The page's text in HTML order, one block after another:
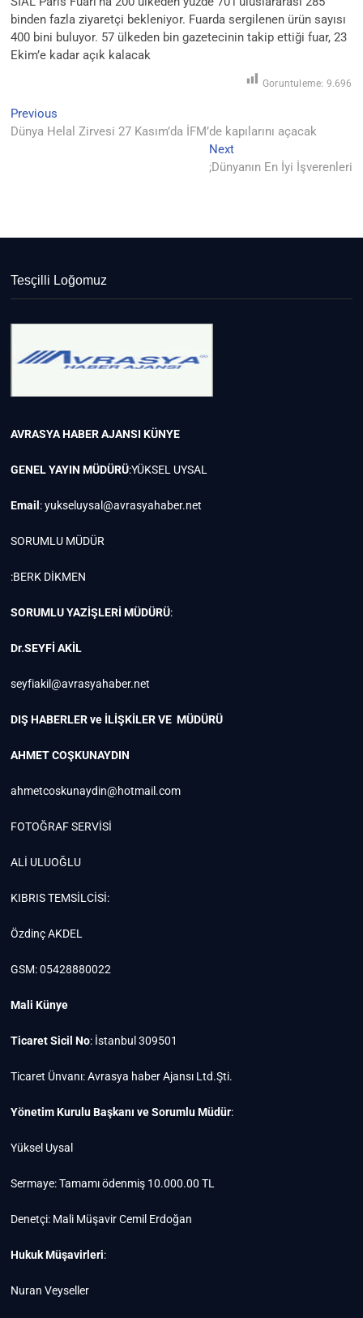
binden fazla ziyaretçi bekleniyor. Fuarda sergilenen ürün sayısı
400 bini buluyor. 57 ülkeden bin gazetecinin takip ettiği fuar, 23
Ekim’e kadar açık kalacak
Goruntuleme: 9.696
Yazı
gezinmesi
Previous
post:
Dünya Helal Zirvesi 27 Kasım’da İFM’de kapılarını açacak
NextNext
post:
;Dünyanın En İyi İşverenleri
Tesçilli Loğomuz
AVRASYA HABER AJANSIKÜNYE
GENEL YAYIN MÜDÜRÜ:YÜKSEL UYSAL
Email :yukseluysal@avrasyahaber.net
SORUMLU MÜDÜR
:BERK DİKMEN
SORUMLU YAZİŞLERİ MÜDÜRÜ:
Dr.SEYFİ AKİL
seyfiakil@avrasyahaber.net
DIŞ HABERLER ve İLİŞKİLER VE MÜDÜRÜ
AHMET COŞKUNAYDIN
ahmetcoskunaydin@hotmail.com
FOTOĞRAF SERVİSİ
ALİ ULUOĞLU
KIBRIS TEMSİLCİSİ:
Özdinç AKDEL
GSM: 05428880022
Mali Künye
Ticaret Sicil No: İstanbul 309501
Ticaret Ünvanı: Avrasya haber Ajansı Ltd.Şti.
Yönetim Kurulu Başkanı ve Sorumlu Müdür:
Yüksel Uysal
Sermaye: Tamamı ödenmiş 10.000.00 TL
Denetçi: Mali Müşavir Cemil Erdoğan
Hukuk Müşavirleri:
Nuran Veyseller